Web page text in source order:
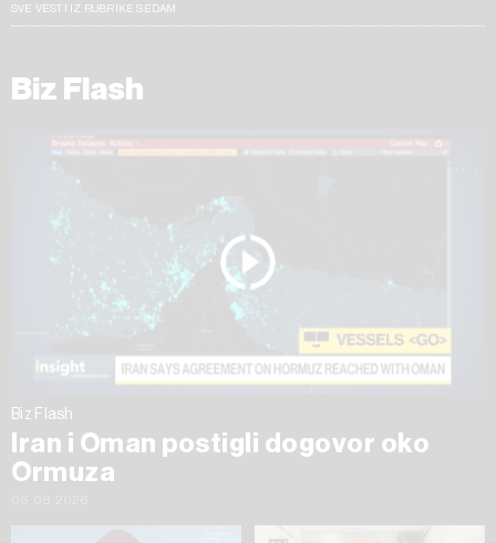
SVE VESTI IZ RUBRIKE SEDAM
Biz Flash
Biz Flash
Iran i Oman postigli dogovor oko
Ormuza